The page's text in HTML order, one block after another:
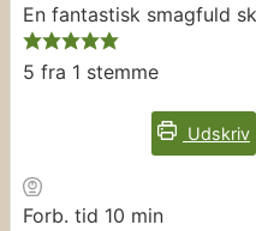
En fantastisk smagfuld
5 fra 1 stemme
Udskriv
Forb. tid 10 minutter
min